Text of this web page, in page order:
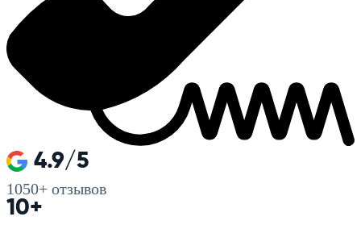
4.9/5
1050+ отзывов
10+